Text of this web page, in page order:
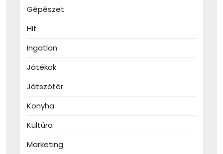
Gépészet
Hit
Ingatlan
Játékok
Játszótér
Konyha
Kultúra
Marketing